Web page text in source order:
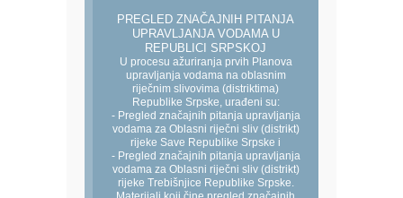
PREGLED ZNAČAJNIH PITANJA
UPRAVLJANJA VODAMA U
REPUBLICI SRPSKOJ
U procesu ažuriranja prvih Planova
upravljanja vodama na oblasnim
riječnim slivovima (distriktima)
Republike Srpske, urađeni su:
- Pregled značajnih pitanja upravljanja
vodama za Oblasni riječni sliv (distrikt)
rijeke Save Republike Srpske i
- Pregled značajnih pitanja upravljanja
vodama za Oblasni riječni sliv (distrikt)
rijeke Trebišnjice Republike Srpske.